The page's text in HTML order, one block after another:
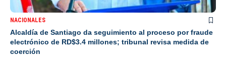
NACIONALES
Alcaldía de Santiago da seguimiento al proceso por fraude
electrónico de RD$3.4 millones; tribunal revisa medida de
coerción